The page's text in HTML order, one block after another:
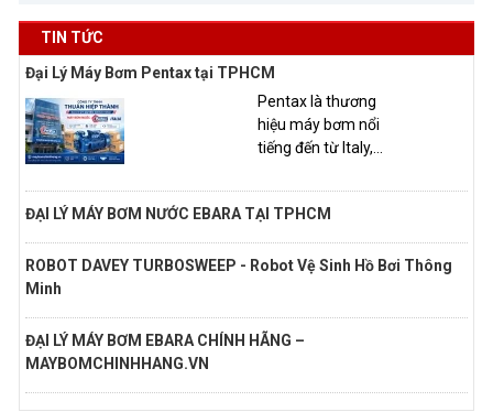
TIN TỨC
Đại Lý Máy Bơm Pentax tại TPHCM
Pentax là thương
hiệu máy bơm nổi
tiếng đến từ Italy,...
ĐẠI LÝ MÁY BƠM NƯỚC EBARA TẠI TPHCM
ROBOT DAVEY TURBOSWEEP - Robot Vệ Sinh Hồ Bơi Thông
Minh
ĐẠI LÝ MÁY BƠM EBARA CHÍNH HÃNG –
MAYBOMCHINHHANG.VN